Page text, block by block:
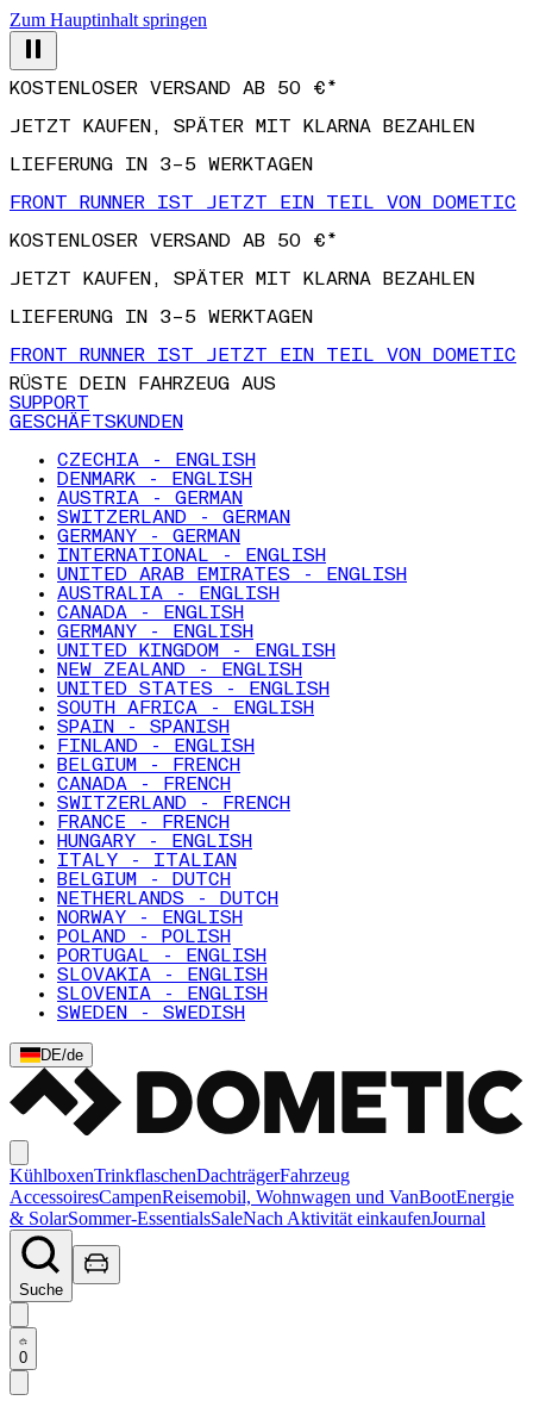
Zum Hauptinhalt springen
JETZT KAUFEN, SPÄTER MIT KLARNA BEZAHLEN
LIEFERUNG IN 3–5 WERKTAGEN
FRONT RUNNER IST JETZT EIN TEIL VON DOMETIC
KOSTENLOSER VERSAND AB 50 €*
JETZT KAUFEN, SPÄTER MIT KLARNA BEZAHLEN
LIEFERUNG IN 3–5 WERKTAGEN
FRONT RUNNER IST JETZT EIN TEIL VON DOMETIC
RÜSTE DEIN FAHRZEUG AUS
SUPPORT
GESCHÄFTSKUNDEN
CZECHIA - ENGLISH
DENMARK - ENGLISH
AUSTRIA - GERMAN
SWITZERLAND - GERMAN
GERMANY - GERMAN
INTERNATIONAL - ENGLISH
UNITED ARAB EMIRATES - ENGLISH
AUSTRALIA - ENGLISH
CANADA - ENGLISH
GERMANY - ENGLISH
UNITED KINGDOM - ENGLISH
NEW ZEALAND - ENGLISH
UNITED STATES - ENGLISH
SOUTH AFRICA - ENGLISH
SPAIN - SPANISH
FINLAND - ENGLISH
BELGIUM - FRENCH
CANADA - FRENCH
SWITZERLAND - FRENCH
FRANCE - FRENCH
HUNGARY - ENGLISH
ITALY - ITALIAN
BELGIUM - DUTCH
NETHERLANDS - DUTCH
NORWAY - ENGLISH
POLAND - POLISH
PORTUGAL - ENGLISH
SLOVAKIA - ENGLISH
SLOVENIA - ENGLISH
SWEDEN - SWEDISH
DE/de
KühlboxenTrinkflaschenDachträgerFahrzeug
AccessoiresCampenReisemobil, Wohnwagen und VanBootEnergie
& SolarSommer-EssentialsSaleNach Aktivität einkaufenJournal
Suche
0